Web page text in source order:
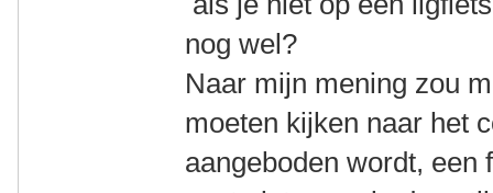
nog wel?
Naar mijn mening zou
moeten kijken naar het
aangeboden wordt, een